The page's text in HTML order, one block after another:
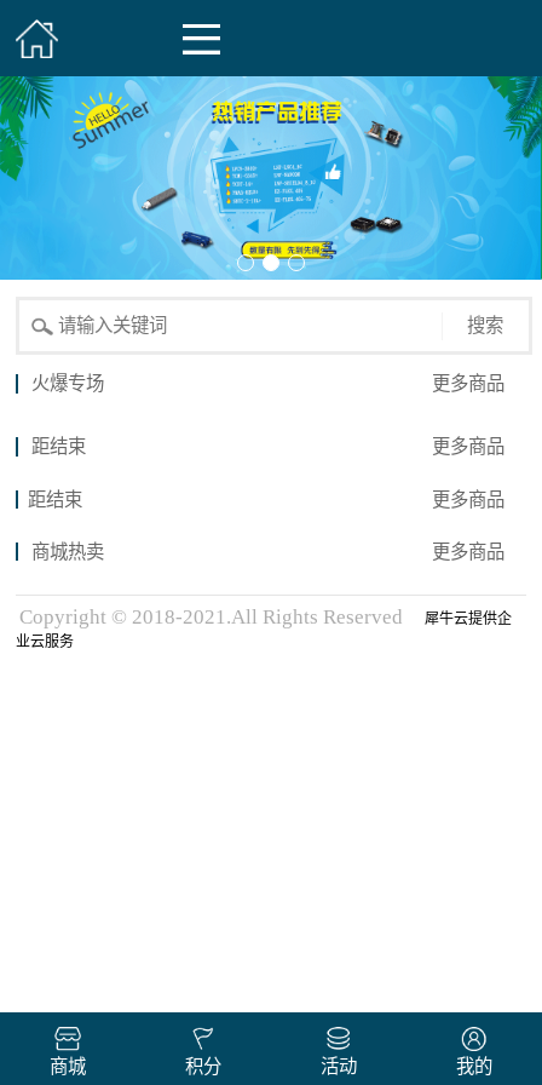
搜索
火爆专场 更多商品
距结束 更多商品
距结束 更多商品
商城热卖 更多商品
Copyright © 2018-2021.All Rights Reserved
犀牛云提供企
业云服务
商城 积分 活动 我的